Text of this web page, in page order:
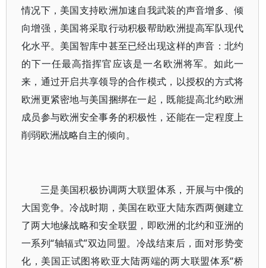
情况下，美国支持欧洲加速自我武装的声音增多、倾
向增强，美国将采取行动积极帮助欧洲提高军队现代
化水平。美国智库中甚至已经出现这样的声音：北约
的下一任最高指挥官应该是一名欧洲将军。如此一
来，通过开启共享领导的合作模式，以授权的方式将
欧洲更紧密地与美国捆绑在一起，既能提高北约欧洲
成员参与欧洲安全事务的积极性，还能在一定程度上
削弱欧洲战略自主的倾向。
三是美国积极协调两大联盟体系，开展与中俄的
大国竞争。冷战时期，美国在欧亚大陆东西两侧建立
了两大地缘战略和安全联盟，即欧洲的北约和亚洲的
一系列“轴辐式”双边同盟。冷战结束后，面对形势变
化，美国正试图将欧亚大陆两端的两大联盟体系“桥